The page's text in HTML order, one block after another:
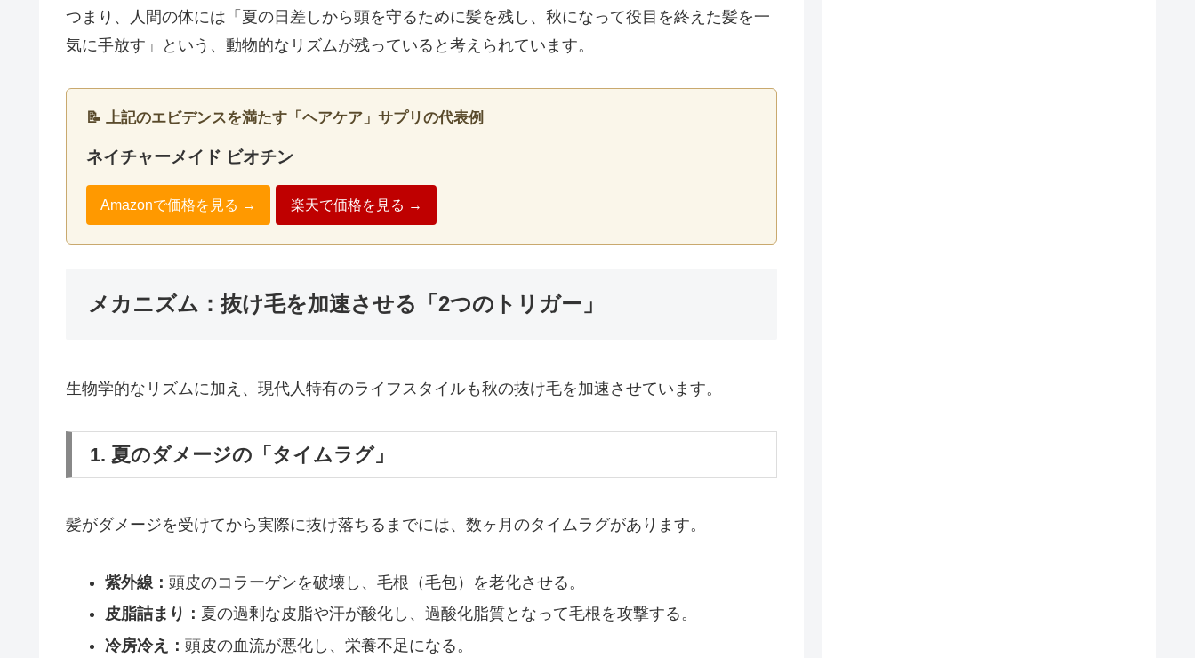
つまり、人間の体には「夏の日差しから頭を守るために髪を残し、秋になって役目を終えた髪を一
気に手放す」という、動物的なリズムが残っていると考えられています。
📝 上記のエビデンスを満たす「ヘアケア」サプリの代表例
ネイチャーメイド ビオチン
Amazonで価格を見る → 楽天で価格を見る →
メカニズム：抜け毛を加速させる「2つのトリガー」
生物学的なリズムに加え、現代人特有のライフスタイルも秋の抜け毛を加速させています。
1. 夏のダメージの「タイムラグ」
髪がダメージを受けてから実際に抜け落ちるまでには、数ヶ月のタイムラグがあります。
紫外線： 頭皮のコラーゲンを破壊し、毛根（毛包）を老化させる。
皮脂詰まり： 夏の過剰な皮脂や汗が酸化し、過酸化脂質となって毛根を攻撃する。
冷房冷え： 頭皮の血流が悪化し、栄養不足になる。